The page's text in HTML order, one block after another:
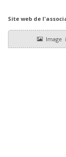
Site web de